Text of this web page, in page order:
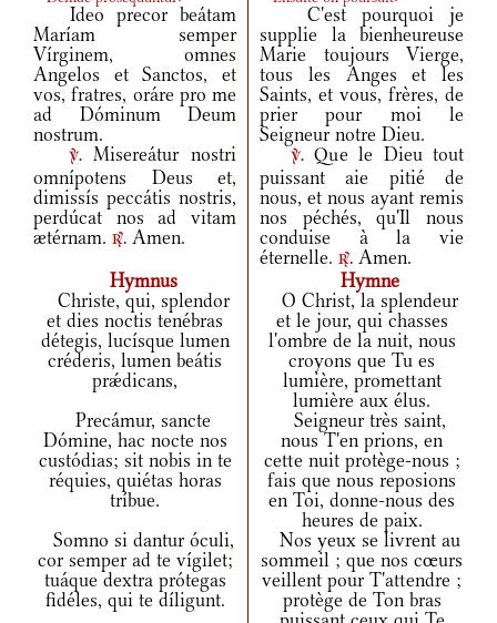
Ideo precor beátam
Maríam semper
Vírginem, omnes
Angelos et Sanctos, et
vos, fratres, oráre pro me
ad Dóminum Deum
nostrum.
C'est pourquoi je
supplie la bienheureuse
Marie toujours Vierge,
tous les Anges et les
Saints, et vous, frères, de
prier pour moi le
Seigneur notre Dieu.
v.Misereátur nostri
omnípotens Deus et,
dimissís peccátis nostris,
perdúcat nos ad vitam
ætérnam. r. Amen.
v.Que le Dieu tout
puissant aie pitié de
nous, et nous ayant remis
nos péchés, qu'Il nous
conduise à la vie
éternelle. r. Amen.
Hymnus
Hymne
Christe, qui, splendor
et dies noctis tenébras
détegis, lucísque lumen
créderis, lumen beátis
prǽdicans,
O Christ, la splendeur
et le jour, qui chasses
l'ombre de la nuit, nous
croyons que Tu es
lumière, promettant
lumière aux élus.
Precámur, sancte
Dómine, hac nocte nos
custódias; sit nobis in te
réquies, quiétas horas
tríbue.
Seigneur très saint,
nous T'en prions, en
cette nuit protège-nous ;
fais que nous reposions
en Toi, donne-nous des
heures de paix.
Somno si dantur óculi,
cor semper ad te vígilet;
tuáque dextra prótegas
fidéles, qui te díligunt.
Nos yeux se livrent au
sommeil ; que nos cœurs
veillent pour T'attendre ;
protège de Ton bras